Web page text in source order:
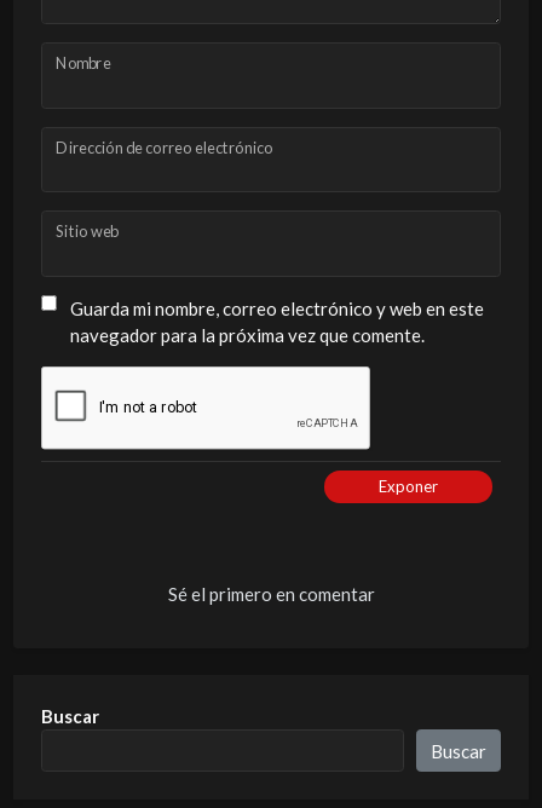
Nombre
Dirección de correo electrónico
Sitio web
Guarda mi nombre, correo electrónico y web en este
navegador para la próxima vez que comente.
Exponer
Sé el primero en comentar
Buscar
Buscar